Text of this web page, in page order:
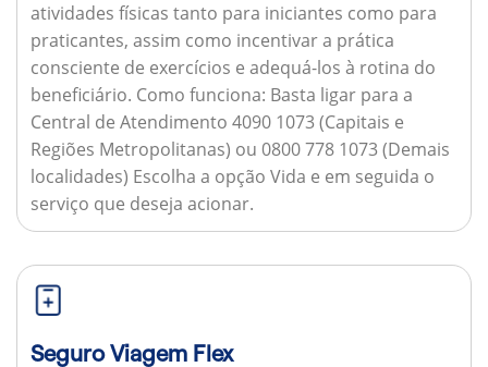
atividades físicas tanto para iniciantes como para
praticantes, assim como incentivar a prática
consciente de exercícios e adequá-los à rotina do
beneficiário. Como funciona: Basta ligar para a
Central de Atendimento 4090 1073 (Capitais e
Regiões Metropolitanas) ou 0800 778 1073 (Demais
localidades) Escolha a opção Vida e em seguida o
serviço que deseja acionar.
Seguro Viagem Flex